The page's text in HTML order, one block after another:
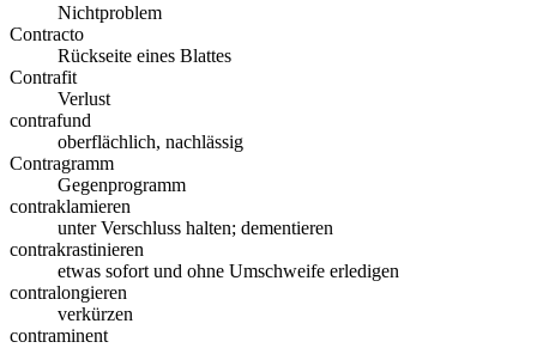
Nichtproblem
Contracto
Rückseite eines Blattes
Contrafit
Verlust
contrafund
oberflächlich, nachlässig
Contragramm
Gegenprogramm
contraklamieren
unter Verschluss halten; dementieren
contrakrastinieren
etwas sofort und ohne Umschweife erledigen
contralongieren
verkürzen
contraminent